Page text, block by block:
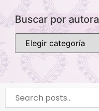
Buscar por autora